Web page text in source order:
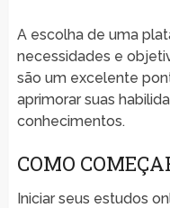
A escolha de uma
necessidades e
são um excelente
aprimorar suas
conhecimentos.
COMO
Iniciar seus estudos